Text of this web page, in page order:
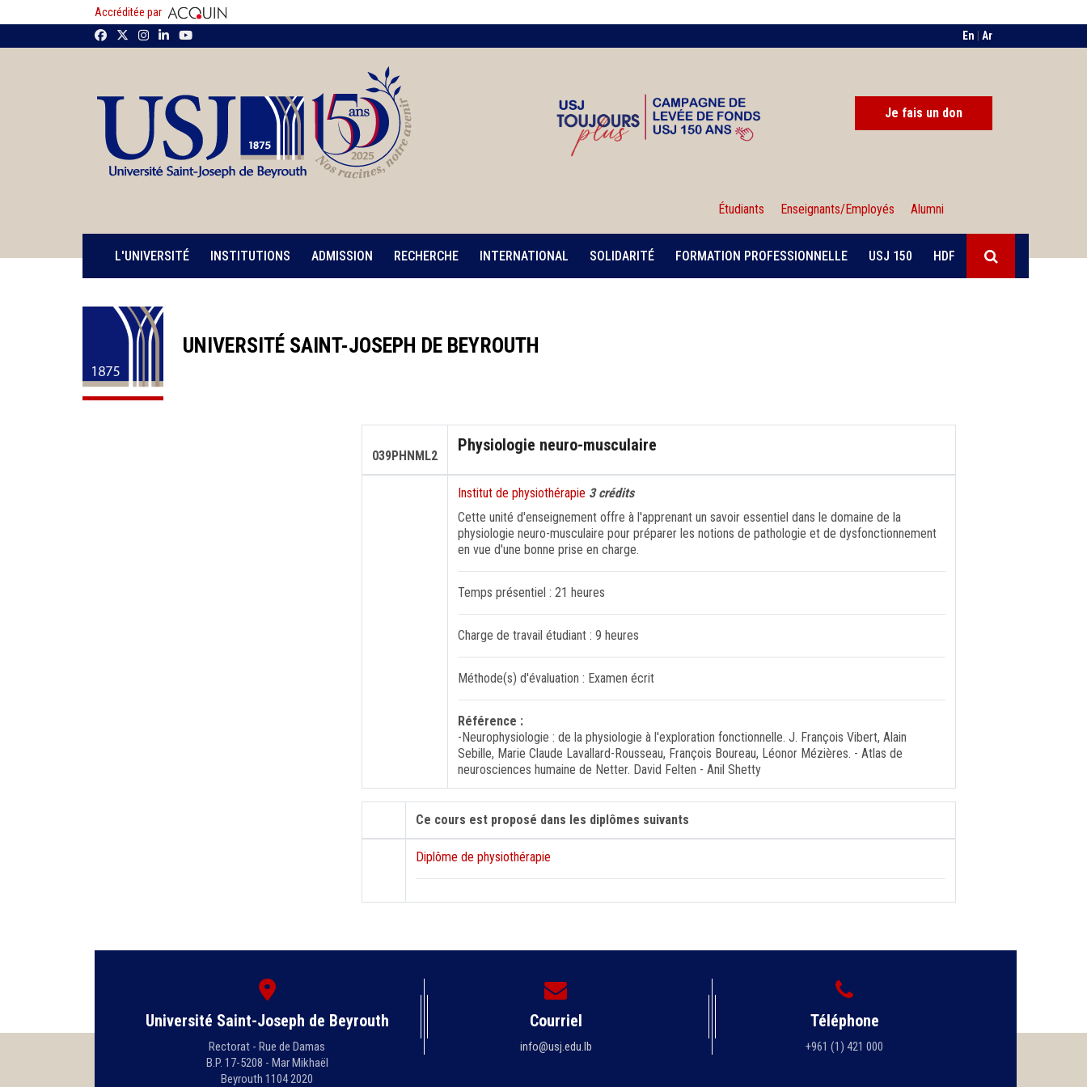
Accréditée par
En
Ar
Je fais un don
Étudiants Enseignants/Employés Alumni
L'UNIVERSITÉ INSTITUTIONS ADMISSION RECHERCHE INTERNATIONAL SOLIDARITÉ FORMATION PROFESSIONNELLE USJ 150 HDF
UNIVERSITÉ SAINT-JOSEPH DE BEYROUTH
039PHNML2
Physiologie neuro-musculaire
Institut de physiothérapie 3 crédits
Cette unité d'enseignement offre à l'apprenant un savoir essentiel dans le domaine de la
physiologie neuro-musculaire pour préparer les notions de pathologie et de dysfonctionnement
en vue d'une bonne prise en charge.
Temps présentiel : 21 heures
Charge de travail étudiant : 9 heures
Méthode(s) d'évaluation : Examen écrit
Référence :
-Neurophysiologie : de la physiologie à l'exploration fonctionnelle. J. François Vibert, Alain
Sebille, Marie Claude Lavallard-Rousseau, François Boureau, Léonor Mézières. - Atlas de
neurosciences humaine de Netter. David Felten - Anil Shetty
Ce cours est proposé dans les diplômes suivants
Diplôme de physiothérapie
Université Saint-Joseph de Beyrouth
Rectorat - Rue de Damas
B.P. 17-5208 - Mar Mikhaël
Beyrouth 1104 2020
Courriel
info@usj.edu.lb
Téléphone
+961 (1) 421 000